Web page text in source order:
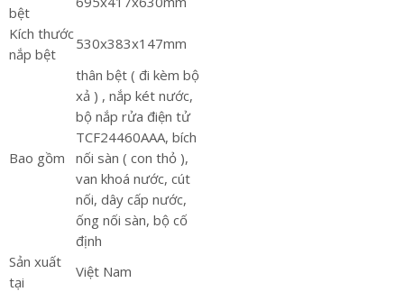
bệt
Kích thước
nắp bệt
530x383x147mm
Bao gồm
thân bệt ( đi kèm bộ
xả ) , nắp két nước,
bộ nắp rửa điện tử
TCF24460AAA, bích
nối sàn ( con thỏ ),
van khoá nước, cút
nối, dây cấp nước,
ống nối sàn, bộ cố
định
Sản xuất
tại
Việt Nam